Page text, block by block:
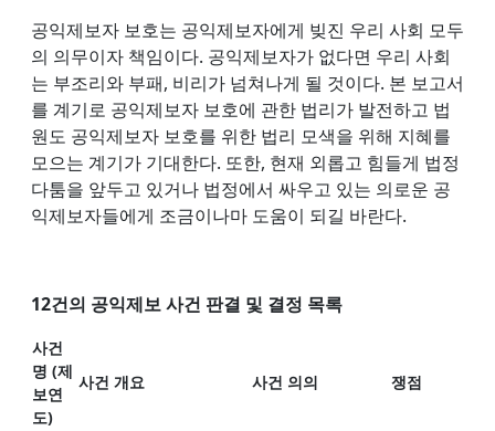
공익제보자 보호는 공익제보자에게 빚진 우리 사회 모두
의 의무이자 책임이다. 공익제보자가 없다면 우리 사회
는 부조리와 부패, 비리가 넘쳐나게 될 것이다. 본 보고서
를 계기로 공익제보자 보호에 관한 법리가 발전하고 법
원도 공익제보자 보호를 위한 법리 모색을 위해 지혜를
모으는 계기가 기대한다. 또한, 현재 외롭고 힘들게 법정
다툼을 앞두고 있거나 법정에서 싸우고 있는 의로운 공
익제보자들에게 조금이나마 도움이 되길 바란다.
12건의 공익제보 사건 판결 및 결정 목록
사건
명 (제
보연
도)
사건 개요 사건 의의 쟁점